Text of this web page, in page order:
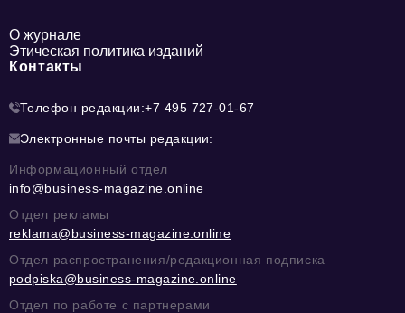
О журнале
Этическая политика изданий
Контакты
Телефон редакции:+7 495 727-01-67
Электронные почты редакции:
Информационный отдел
info@business-magazine.online
Отдел рекламы
reklama@business-magazine.online
Отдел распространения/редакционная подписка
podpiska@business-magazine.online
Отдел по работе с партнерами